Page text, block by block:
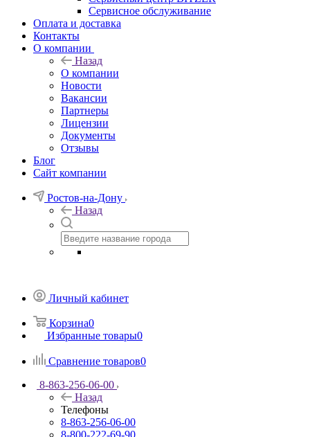
Сервисное обслуживание
Оплата и доставка
Контакты
О компании
Назад
О компании
Новости
Вакансии
Партнеры
Лицензии
Документы
Отзывы
Блог
Сайт компании
Ростов-на-Дону
Назад
Личный кабинет
Корзина0
Избранные товары0
Сравнение товаров0
8-863-256-06-00
Назад
Телефоны
8-863-256-06-00
8-800-222-69-90